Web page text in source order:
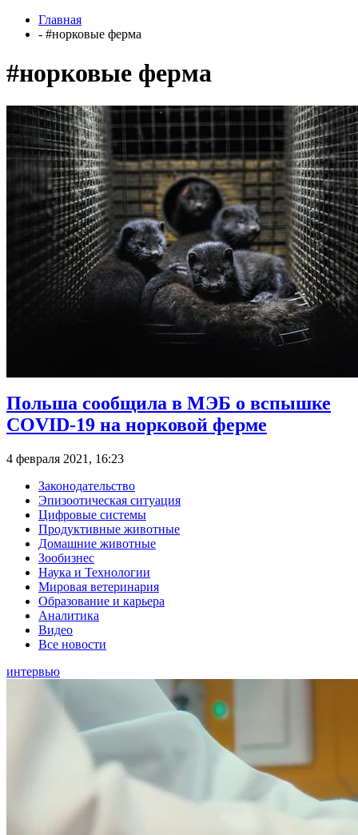
Главная
- #норковые ферма
#норковые ферма
Польша сообщила в МЭБ о вспышке
COVID-19 на норковой ферме
4 февраля 2021, 16:23
Законодательство
Эпизоотическая ситуация
Цифровые системы
Продуктивные животные
Домашние животные
Зообизнес
Наука и Технологии
Мировая ветеринария
Образование и карьера
Аналитика
Видео
Все новости
интервью